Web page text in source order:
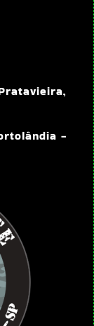
-